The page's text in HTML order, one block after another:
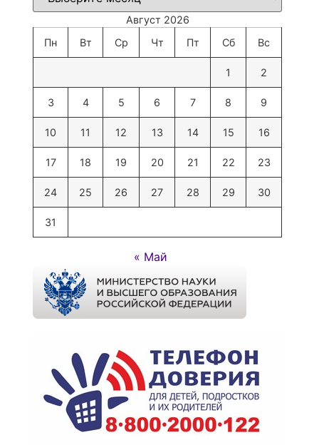
Август 2026
Пн
Вт Ср Чт Пт Сб Вс
1 2
3 4 5 6 7 8 9
10 11 12 13 14 15 16
17 18 19 20 21 22 23
24 25 26 27 28 29 30
31
« Май